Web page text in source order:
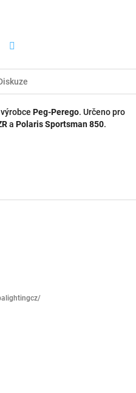
Peg-Perego. Určeno pro
a Polaris Sportsman 850.